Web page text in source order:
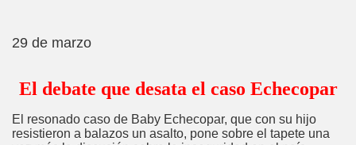
29 de marzo
El debate que desata el caso Echecopar
El resonado caso de Baby Echecopar, que con su hijo
resistieron a balazos un asalto, pone sobre el tapete una